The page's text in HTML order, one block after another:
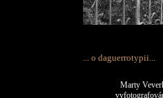
... o daguerrotypii...
Marty